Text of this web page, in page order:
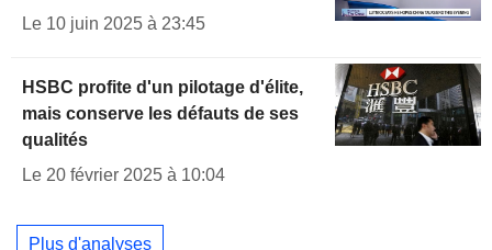
Le 10 juin 2025 à 23:45
HSBC profite d'un pilotage d'élite,
mais conserve les défauts de ses
qualités
Le 20 février 2025 à 10:04
Plus d'analyses